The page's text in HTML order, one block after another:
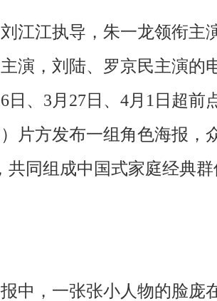
江江执导，朱一龙领衔主
演，刘陆、罗京民主演的
日、3月27日、4月1日超
）片方发布一组角色海报，
共同组成中国式家庭经典
中，一张张小人物的脸庞